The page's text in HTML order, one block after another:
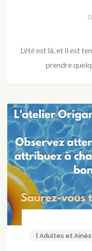
L’été est là, et il est
prendre
[ Adultes et Ainés